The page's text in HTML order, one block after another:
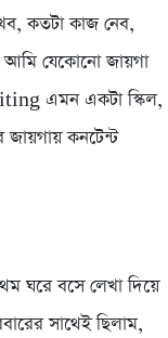
কতটা কাজ নেব,
আমি যেকোনো জায়গা
এমন একটা স্কিল,
জায়গায় কনটেন্ট
ঘরে বসে লেখা দিয়ে
সাথেই ছিলাম,